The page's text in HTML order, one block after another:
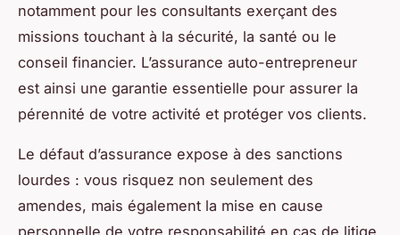
notamment pour les consultants exerçant des
missions touchant à la sécurité, la santé ou le
conseil financier. L’assurance auto-entrepreneur
est ainsi une garantie essentielle pour assurer la
pérennité de votre activité et protéger vos clients.
Le défaut d’assurance expose à des sanctions
lourdes : vous risquez non seulement des
amendes, mais également la mise en cause
personnelle de votre responsabilité en cas de litige